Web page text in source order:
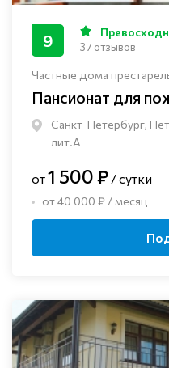
Частные дома
Пансионат для
Санкт-Петербург,
лит.А
9 37 отзывов
от1 500 ₽ / сутки
от 40 000 ₽ / месяц